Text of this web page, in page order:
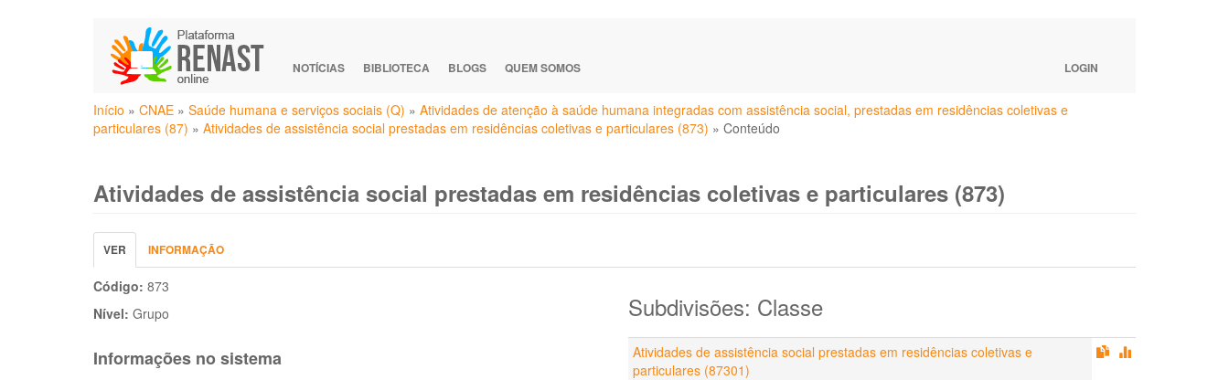
NOTÍCIAS BIBLIOTECA BLOGS QUEM SOMOS LOGIN
Você
está
Início » CNAE » Saúde humana e serviços sociais (Q) » Atividades de atenção à saúde humana integradas com assistência social, prestadas em residências coletivas e
particulares (87) » Atividades de assistência social prestadas em residências coletivas e particulares (873) » Conteúdo
Atividades de assistência social prestadas em residências coletivas e particulares (873)
Abas
primárias
VER (ABA
ATIVA)
INFORMAÇÃO
Código: 873
Nível: Grupo
Informações no sistema
Subdivisões: Classe
Atividades de assistência social prestadas em residências coletivas e
particulares (87301)